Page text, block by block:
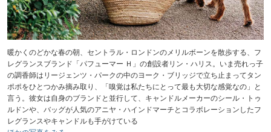
暖かくのどかな春の朝、セントラル・ロンドンのメリルボーンを散歩する、フ
レグランスブランド「パフューマー Ｈ」の創設者リン・ハリス。いま売れっ子
の調香師はリージェンツ・パークの中のヨーク・ブリッジで立ち止まってタン
ポポをひとつかみ摘み取り、「嗅覚は私たちにとって最も大切な感覚なの」と
言う。彼女は自身のブランドと並行して、キャンドルメーカーのシール・トゥ
ルドンや、バッグが人気のアニヤ・ハインドマーチとコラボレーションしたフ
レグランスやキャンドルも手がけている